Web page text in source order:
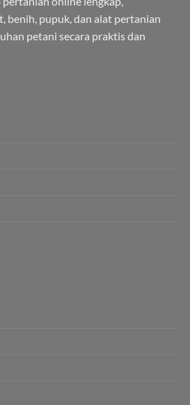
benih, pupuk, dan alat pertanian
petani secara praktis dan